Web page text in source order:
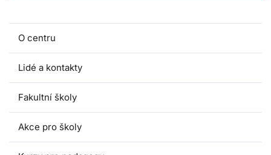
O centru
Lidé a kontakty
Fakultní školy
Akce pro školy